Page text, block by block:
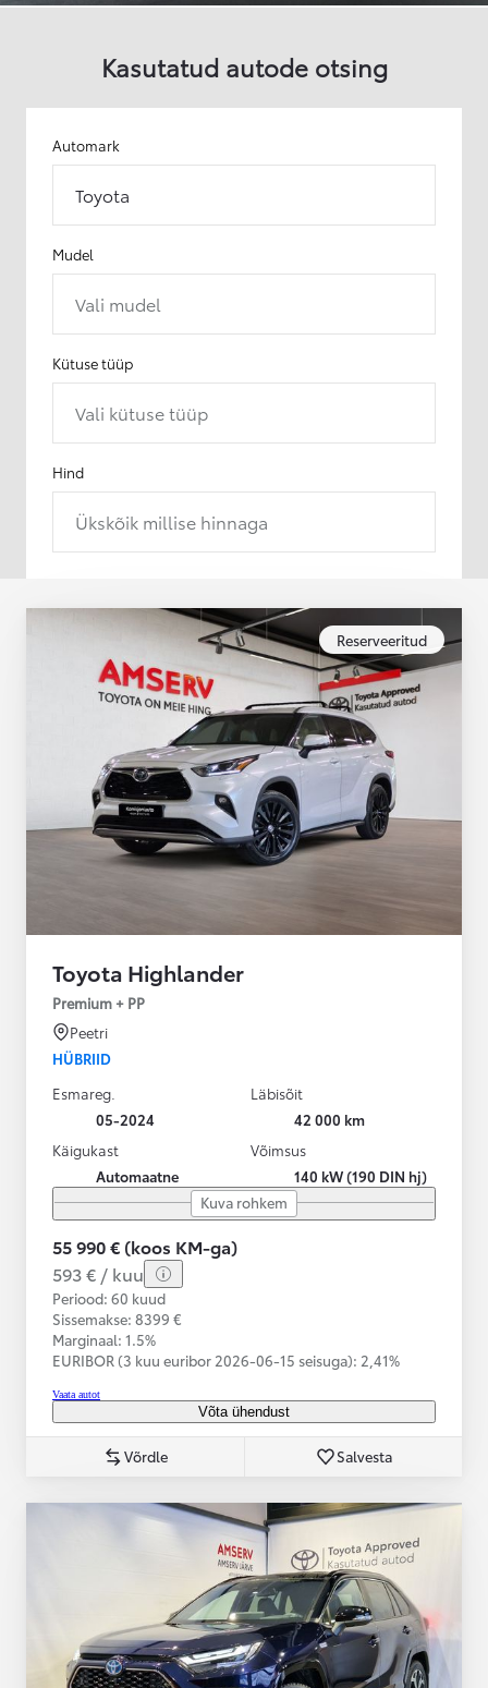
Kasutatud autode otsing
Automark
Toyota
Mudel
Vali mudel
Kütuse tüüp
Vali kütuse tüüp
Hind
Ükskõik millise hinnaga
Reserveeritud
Toyota Highlander
Premium + PP
Peetri
HÜBRIID
Esmareg.
05-2024
Läbisõit
42 000 km
Käigukast
Automaatne
Võimsus
140 kW (190 DIN hj)
Kuva rohkem
55 990 € (koos KM-ga)
593 € / kuu
Periood: 60 kuud
Sissemakse: 8399 €
Marginaal: 1.5%
EURIBOR (3 kuu euribor 2026-06-15 seisuga): 2,41%
Vaata autot
Võta ühendust
Võrdle Salvesta